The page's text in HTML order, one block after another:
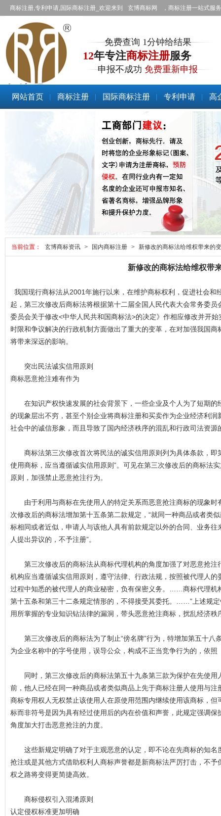
商标注册,专利申请,国际商标注册_欢迎来到 玄博商标网 ，商标注册一站式服
标注册
免费查询 1分钟给结果
12年专注商标注册服务
申报不成功 免费重新申报
网站首页 商标注册 国际商标注册 专利申请 高
当前位置： 玄博商标资讯 > 国内商标注册 > 新修改的商标法给维权带来的
新修改的商标法给维权带
我国现行商标法从2001年施行以来，在维护商标权利，促进社会
起，第三次修改后商标法将根据第十二届全国人民代表大会常务委
委员会关于修改<中华人民共和国商标法>的决定》作相应修改并开
时限和争议解决的行政机制方面做出了重大的变革，在对加强我国
将带来深远的影响。
突出民法诚实信用原则
商标恶意抢注难有作为
在知识产权快速发展的社会背景下，一些企业及个人为了短期的
的现象层出不穷，甚至个别企业将商标注册和买卖作为企业经济利
社会中的诚信形象，而且导致了国内经济秩序的混乱和行政司法资
商标法第三次修改首次将民法的诚实信用原则列为具体条款，即
使用商标，应当遵循诚实信用原则”。可见在第三次修改后的商标法
原则，加强禁止恶意抢注行为。
由于利用与商标在先使用人的特定关系而恶意抢注商标的现象时
次修改后的商标法增加第十五条第二款规定，“就同一种商品或者类
标相同或者近似，申请人与该他人具有前款规定以外的合同、业务
人提出异议的，不予注册”。
第三次修改后的商标法从商标代理机构的角度加强了对恶意抢注
机构应当遵循诚实信用原则，遵守法律、行政法规，按照被代理人
过程中知悉的被代理人的商业秘密，负有保密义务。……商标代理机
第十五条和第三十二条规定情形的，不得接受其委托。……”上述规
用所掌握的专业知识钻法律的漏洞，带头恶意抢注商标，扰乱经济
第三次修改后的商标法为了制止“傍名牌”行为，特增加第五十八
为企业名称中的字号使用，误导公众，构成不正当竞争行为的，依
同时，第三次修改后的商标法第五十九条第三款为保护在先使用
前，他人已经在同一种商品或者类似商品上先于商标注册人使用与
商标专用权人无权禁止该使用人在原使用范围内继续使用该商标，
标而非符号是因为具有经过使用后的内在价值和声誉，此规定强调
角度加大打击恶意抢注的力度。
这些新规定明确了对于主观恶意的认定，即不论在先商标的知名
抢注或是其他方式借助权利人商标声誉都是新商标法严厉打击，不
权之路将变得更简捷高效。
商标侵权引入混淆原则
认定侵权标准更加明确